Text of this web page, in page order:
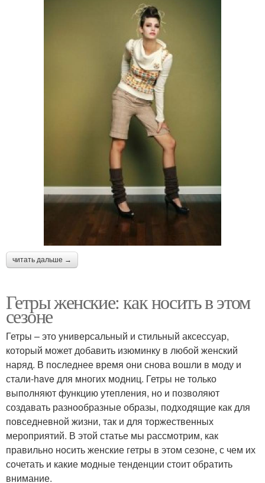
читать дальше →
Гетры женские: как носить в этом
сезоне
Гетры – это универсальный и стильный аксессуар,
который может добавить изюминку в любой женский
наряд. В последнее время они снова вошли в моду и
стали-have для многих модниц. Гетры не только
выполняют функцию утепления, но и позволяют
создавать разнообразные образы, подходящие как для
повседневной жизни, так и для торжественных
мероприятий. В этой статье мы рассмотрим, как
правильно носить женские гетры в этом сезоне, с чем их
сочетать и какие модные тенденции стоит обратить
внимание.